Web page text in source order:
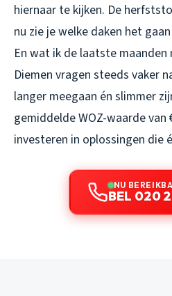
hiernaar te kijken. De
nu zie je welke daken het
En wat ik de laatste maanden
Diemen vragen steeds vaker
langer meegaan én slimmer
gemiddelde WOZ-waarde van
investeren in oplossingen die
NU
BEL 020